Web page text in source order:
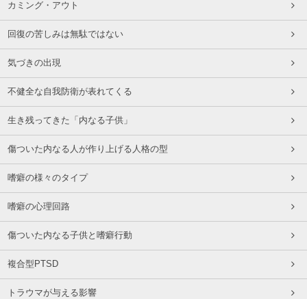
カミング・アウト
回復の苦しみは無駄ではない
気づきの出現
不健全な自我防衛が表れてくる
生き残ってきた「内なる子供」
傷ついた内なる人が作り上げる人格の型
嗜癖の様々のタイプ
嗜癖の心理回路
傷ついた内なる子供と嗜癖行動
複合型PTSD
トラウマが与える影響